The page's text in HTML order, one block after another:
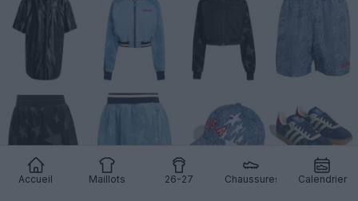
Accueil Maillots 26-27 Chaussures Calendrier